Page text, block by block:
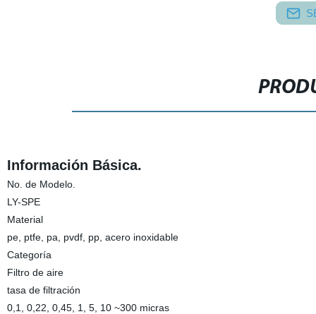
Información Básica.
No. de Modelo.
LY-SPE
Material
pe, ptfe, pa, pvdf, pp, acero inoxidable
Categoría
Filtro de aire
tasa de filtración
0,1, 0,22, 0,45, 1, 5, 10 ~300 micras